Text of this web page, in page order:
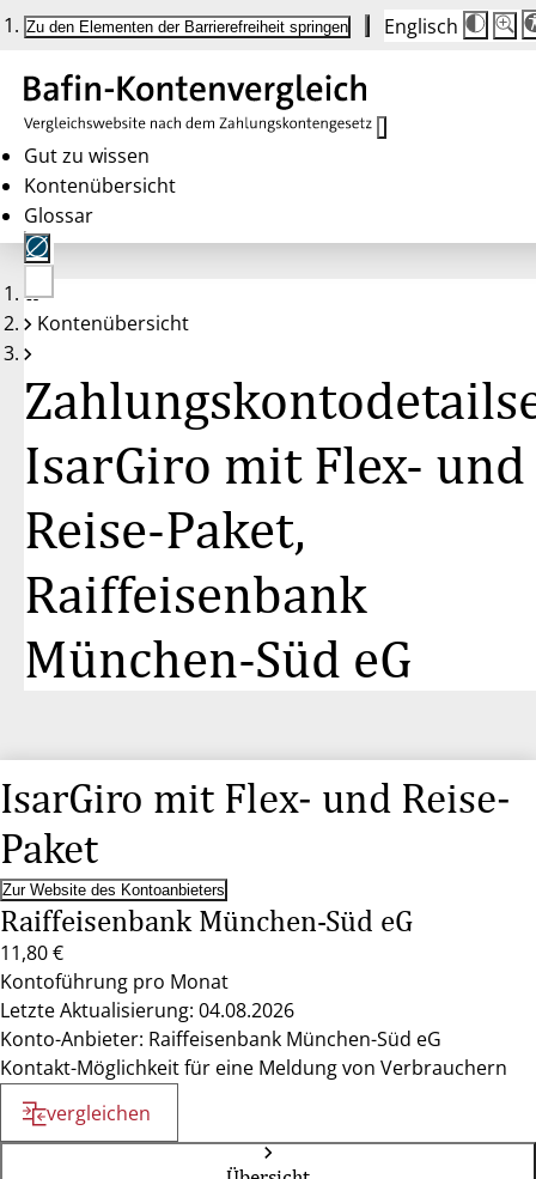
Zu den Elementen der Barrierefreiheit springen Englisch
Die
auf
100
100
Gut zu wissen
Kontenübersicht
Glossar
Keine
Konten
Kontenübersicht
IsarGiro mit Flex- und
Reise-Paket,
Raiffeisenbank
München-Süd eG
IsarGiro mit Flex- und Reise-
Paket
Zur Website des Kontoanbieters
Raiffeisenbank München-Süd eG
11,80 €
Kontoführung pro Monat
Letzte Aktualisierung: 04.08.2026
Konto-Anbieter: Raiffeisenbank München-Süd eG
Kontakt-Möglichkeit für eine Meldung von Verbrauchern
vergleichen